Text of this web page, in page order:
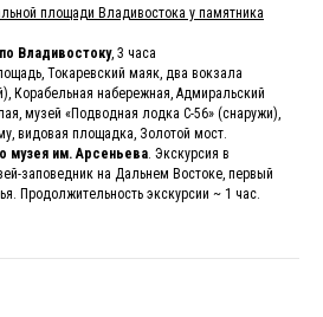
площади Владивостока у памятника
Владивостоку, 3 часа
Токаревский маяк, два вокзала
Корабельная набережная, Адмиральский
музей «Подводная лодка С-56» (снаружи),
видовая площадка, Золотой мост.
музея им. Арсеньева . Экскурсия в
заповедник на Дальнем Востоке, первый
Продолжительность экскурсии ~ 1 час.